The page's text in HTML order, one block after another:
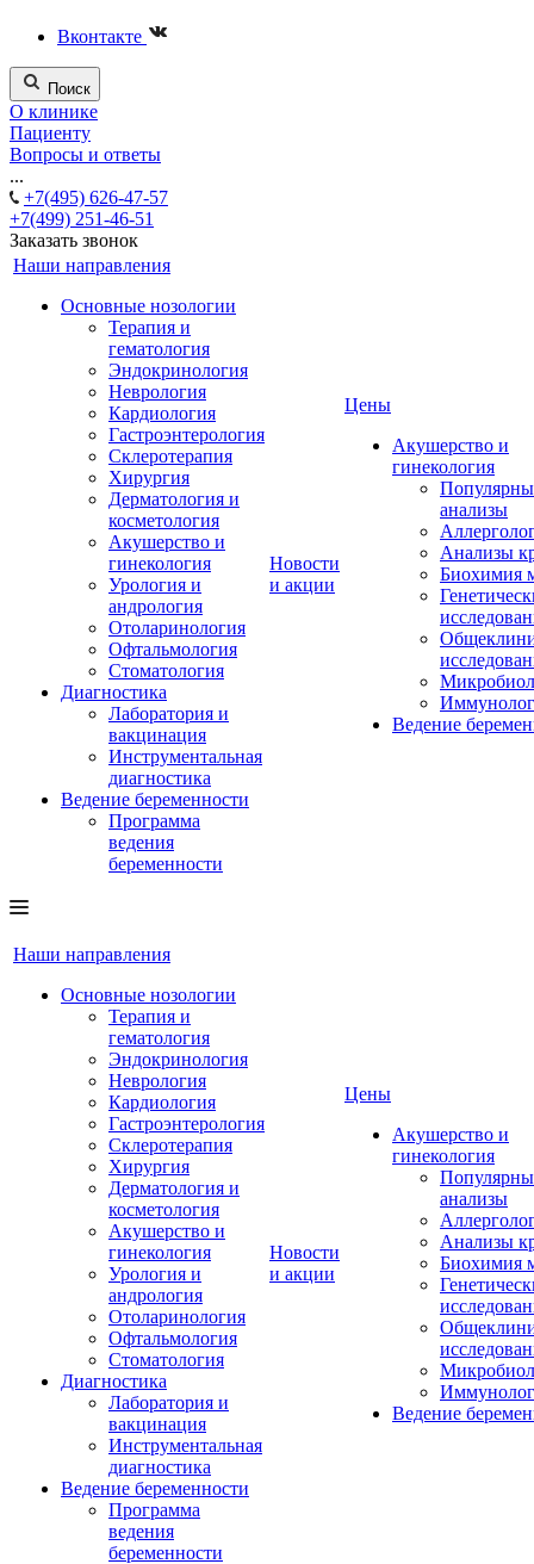
Вконтакте
Поиск
О клинике
Пациенту
Вопросы и ответы
...
+7(495) 626-47-57
+7(499) 251-46-51
Заказать звонок
Наши направления
Основные нозологии
Терапия и
гематология
Эндокринология
Неврология
Кардиология
Гастроэнтерология
Склеротерапия
Хирургия
Дерматология и
косметология
Акушерство и
гинекология
Урология и
андрология
Отоларинология
Офтальмология
Стоматология
Диагностика
Лаборатория и
вакцинация
Инструментальная
диагностика
Ведение беременности
Программа
ведения
беременности
Новости
и акции
Цены
Акушерство и
гинекология
анализы
Анализы
Биохимия
Ведение
Наши направления
Основные нозологии
Терапия и
гематология
Эндокринология
Неврология
Кардиология
Гастроэнтерология
Склеротерапия
Хирургия
Дерматология и
косметология
Акушерство и
гинекология
Урология и
андрология
Отоларинология
Офтальмология
Стоматология
Диагностика
Лаборатория и
вакцинация
Инструментальная
диагностика
Ведение беременности
Программа
ведения
беременности
Новости
и акции
Цены
Акушерство и
гинекология
анализы
Анализы
Биохимия
Ведение